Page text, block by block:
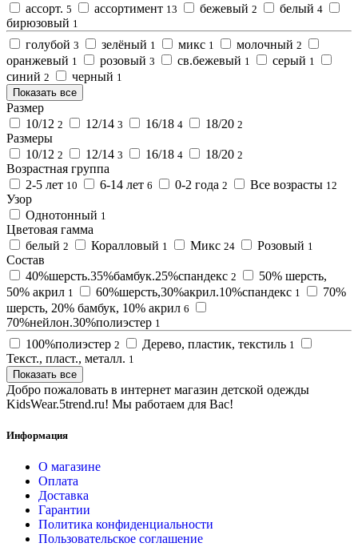
ассорт. 5 ассортимент 13 бежевый 2 белый 4
бирюзовый 1
голубой 3 зелёный 1 микс 1 молочный 2
оранжевый 1 розовый 3 св.бежевый 1 серый 1
синий 2 черный 1
Показать все
Размер
10/12 2 12/14 3 16/18 4 18/20 2
Размеры
10/12 2 12/14 3 16/18 4 18/20 2
Возрастная группа
2-5 лет 10 6-14 лет 6 0-2 года 2 Все возрасты 12
Узор
Однотонный 1
Цветовая гамма
белый 2 Коралловый 1 Микс 24 Розовый 1
Состав
40%шерсть.35%бамбук.25%спандекс 2
50% шерсть,
50% акрил 1 60%шерсть,30%акрил.10%спандекс 1
70%
шерсть, 20% бамбук, 10% акрил 6
70%нейлон.30%полиэстер 1
100%полиэстер 2 Дерево, пластик, текстиль 1
Текст., пласт., металл. 1
Показать все
Добро пожаловать в интернет магазин детской одежды
KidsWear.5trend.ru! Мы работаем для Вас!
Информация
О магазине
Оплата
Доставка
Гарантии
Политика конфиденциальности
Пользовательское соглашение